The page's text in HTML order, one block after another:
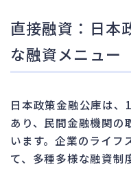
直接融資：日本
な融資メニュー
日本政策金融公庫は
あり、民間金融機関の
います。企業のライフ
て、多種多様な融資制